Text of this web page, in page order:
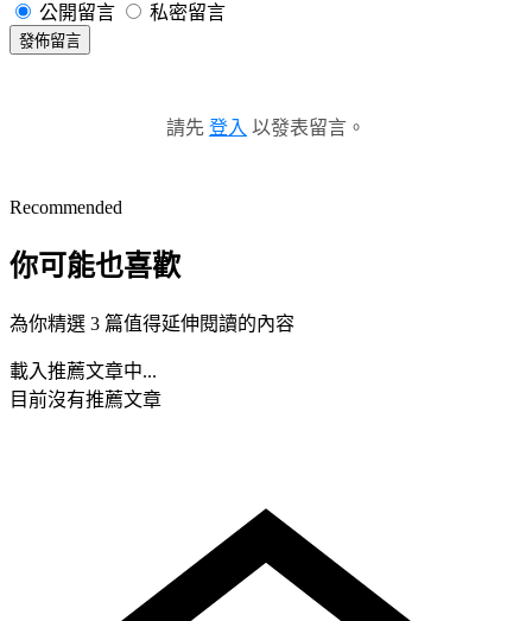
公開留言 私密留言
發佈留言
請先 登入 以發表留言。
Recommended
你可能也喜歡
為你精選 3 篇值得延伸閱讀的內容
載入推薦文章中...
目前沒有推薦文章